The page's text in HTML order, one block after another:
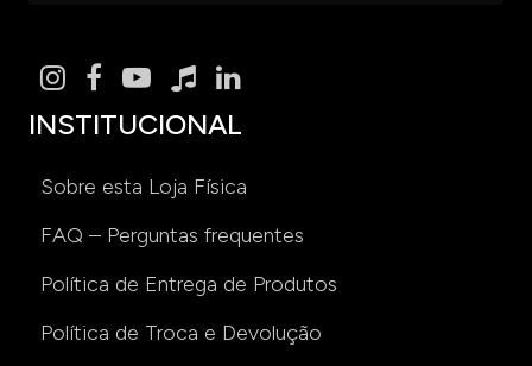
INSTITUCIONAL
Sobre esta Loja Física
FAQ – Perguntas frequentes
Política de Entrega de Produtos
Política de Troca e Devolução